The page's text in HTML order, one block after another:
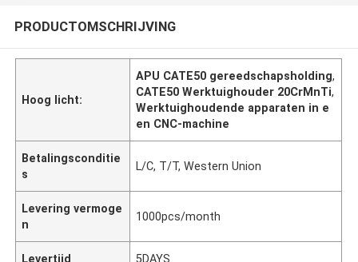
PRODUCTOMSCHRIJVING
Hoog licht:
APU CATE50 gereedschapsholding,
CATE50 Werktuighouder 20CrMnTi,
Werktuighoudende apparaten in e
en CNC-machine
Betalingsconditie
s
L/C, T/T, Western Union
Levering vermoge
n
1000pcs/month
Levertijd 5DAYS